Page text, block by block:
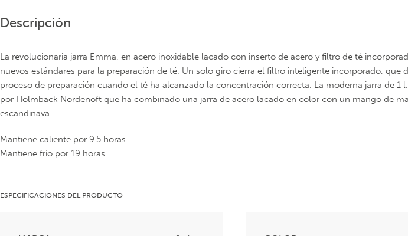
Descripción
La revolucionaria jarra Emma, en acero inoxidable lacado con inserto de acero y filtro de té
nuevos estándares para la preparación de té. Un solo giro cierra el filtro inteligente incorporado, que
proceso de preparación cuando el té ha alcanzado la concentración correcta. La moderna jarra de 1
por Holmbäck Nordenoft que ha combinado una jarra de acero lacado en color con un mango de
escandinava.
Mantiene caliente por 9.5 horas
Mantiene frío por 19 horas
ESPECIFICACIONES DEL PRODUCTO